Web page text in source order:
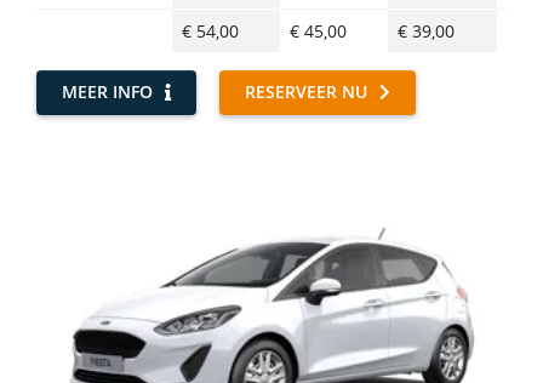
€ 54,00
€ 45,00 € 39,00
MEER INFO RESERVEER NU